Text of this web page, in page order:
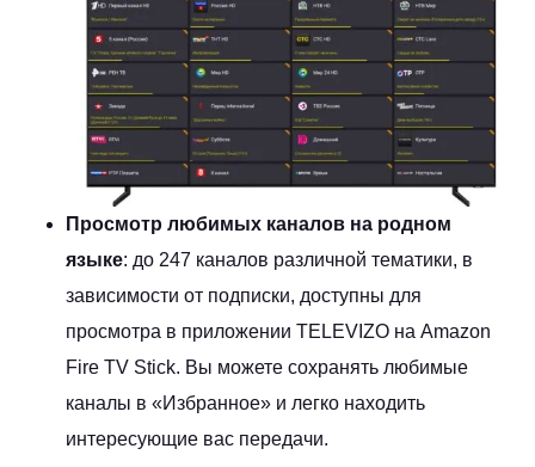
Просмотр любимых каналов на родном
языке: до 247 каналов различной тематики, в
зависимости от подписки, доступны для
просмотра в приложении TELEVIZO на Amazon
Fire TV Stick. Вы можете сохранять любимые
каналы в «Избранное» и легко находить
интересующие вас передачи.